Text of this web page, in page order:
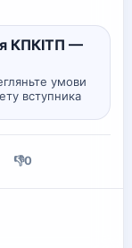
КПКІТП —
умови
вступника
👎0